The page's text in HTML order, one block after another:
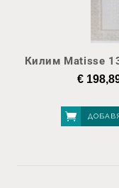
Килим Matisse
€